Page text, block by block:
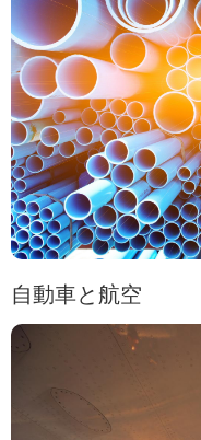
自動車と航空